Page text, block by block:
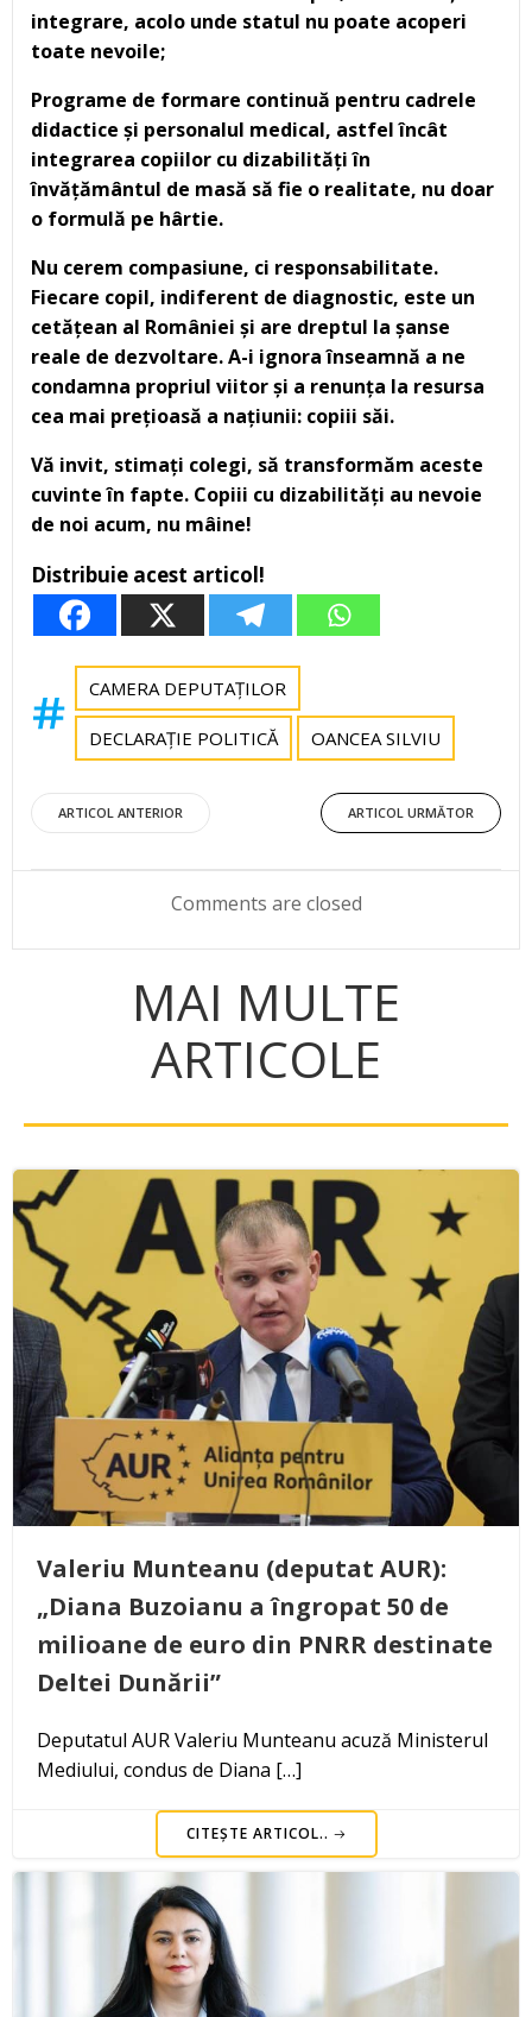
integrare, acolo unde statul nu poate acoperi
toate nevoile;
Programe de formare continuă pentru cadrele
didactice și personalul medical, astfel încât
integrarea copiilor cu dizabilități în
învățământul de masă să fie o realitate, nu doar
o formulă pe hârtie.
Nu cerem compasiune, ci responsabilitate.
Fiecare copil, indiferent de diagnostic, este un
cetățean al României și are dreptul la șanse
reale de dezvoltare. A-i ignora înseamnă a ne
condamna propriul viitor și a renunța la resursa
cea mai prețioasă a națiunii: copiii săi.
Vă invit, stimați colegi, să transformăm aceste
cuvinte în fapte. Copiii cu dizabilități au nevoie
de noi acum, nu mâine!
Distribuie acest articol!
CAMERA DEPUTAȚILOR
DECLARAȚIE POLITICĂ OANCEA SILVIU
Post
navigation
ARTICOL ANTERIOR
Post
navigation
ARTICOL URMĂTOR
Comments are closed
MAI MULTE
ARTICOLE
Valeriu Munteanu (deputat AUR):
„Diana Buzoianu a îngropat 50 de
milioane de euro din PNRR destinate
Deltei Dunării”
Deputatul AUR Valeriu Munteanu acuză Ministerul
Mediului, condus de Diana […]
CITEȘTE ARTICOL..